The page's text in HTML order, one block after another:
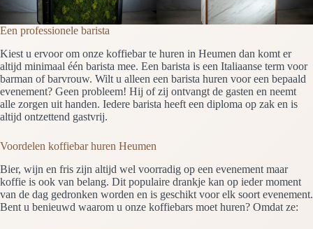
Een professionele barista
Kiest u ervoor om onze koffiebar te huren in Heumen dan komt er
altijd minimaal één barista mee. Een barista is een Italiaanse term voor
barman of barvrouw. Wilt u alleen een barista huren voor een bepaald
evenement? Geen probleem! Hij of zij ontvangt de gasten en neemt
alle zorgen uit handen. Iedere barista heeft een diploma op zak en is
altijd ontzettend gastvrij.
Voordelen koffiebar huren Heumen
Bier, wijn en fris zijn altijd wel voorradig op een evenement maar
koffie is ook van belang. Dit populaire drankje kan op ieder moment
van de dag gedronken worden en is geschikt voor elk soort evenement.
Bent u benieuwd waarom u onze koffiebars moet huren? Omdat ze: